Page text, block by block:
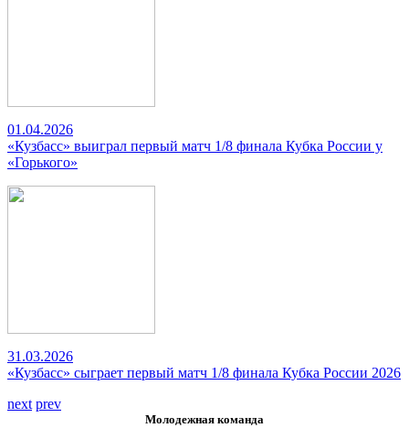
01.04.2026
«Кузбасс» выиграл первый матч 1/8 финала Кубка России у
«Горького»
31.03.2026
«Кузбасс» сыграет первый матч 1/8 финала Кубка России 2026
next prev
Молодежная команда